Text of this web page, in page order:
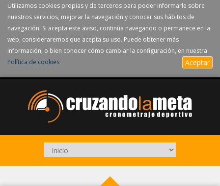
Utilizamos cookies propias y de terceros para poder informarle sobre
nuestros servicios, mejorar la navegación y conocer sus hábitos de
navegación. Si acepta este aviso, continúa navegando o permanece en la
web, consideraremos que acepta su uso. Puede obtener más
información, o bien conocer cómo cambiar la configuración, en nuestra
Política de cookies. Aceptar